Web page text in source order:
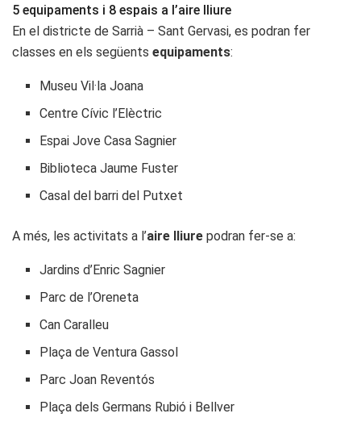
5 equipaments i 8 espais a l’aire lliure
En el districte de Sarrià – Sant Gervasi, es podran fer
classes en els següents equipaments:
Museu Vil·la Joana
Centre Cívic l’Elèctric
Espai Jove Casa Sagnier
Biblioteca Jaume Fuster
Casal del barri del Putxet
A més, les activitats a l’aire lliure podran fer-se a:
Jardins d’Enric Sagnier
Parc de l’Oreneta
Can Caralleu
Plaça de Ventura Gassol
Parc Joan Reventós
Plaça dels Germans Rubió i Bellver